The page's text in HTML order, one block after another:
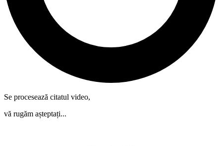
Se procesează citatul video,
vă rugăm așteptați...